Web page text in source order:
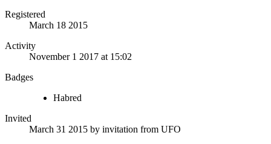
Registered
March 18 2015
Activity
November 1 2017 at 15:02
Badges
Habred
Invited
March 31 2015 by invitation from UFO